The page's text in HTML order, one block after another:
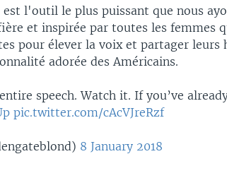
l'outil le plus puissant que nous
et inspirée par toutes les femmes
pour élever la voix et partager leurs
adorée des Américains.
entire speech. Watch it. If you’ve
pic.twitter.com/cAcVJreRzf
8 January 2018